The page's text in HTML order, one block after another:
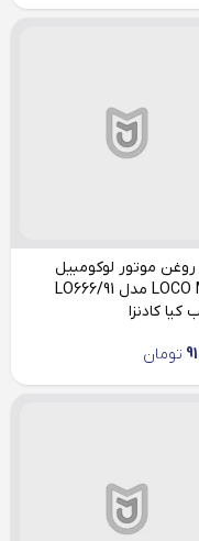
روغن موتور لوکومبیل
LOCO Mobil مدل LO666/91
کیا کادنزا
تومان